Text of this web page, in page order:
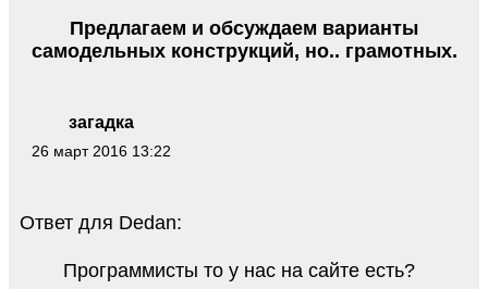
загадка
26 март 2016 13:22
Предлагаем и обсуждаем варианты
самодельных конструкций, но.. грамотных.
Ответ для Dedan:
Программисты то у нас на сайте есть?